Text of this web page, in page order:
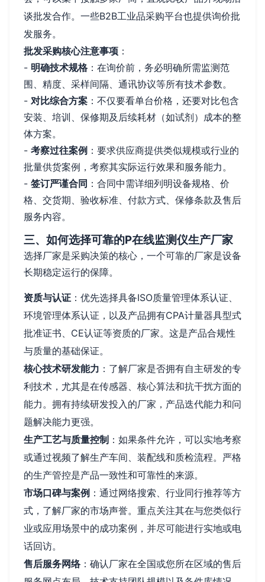
谈批发合作。一些B2B工业品采购平台也提供询价批
发服务。
批发采购核心注意事项 ：
- 明确技术规格 ：在询价前，务必明确所需监测范
围、精度、采样间隔、通讯协议等所有技术参数。
- 对比综合方案 ：不仅要看单台价格，还要对比包含
安装、培训、保修期及后续耗材（如试剂）成本的整
体方案。
- 考察过往案例 ：要求供应商提供类似规模或行业的
批量供货案例，考察其实际运行效果和服务能力。
- 签订严谨合同 ：合同中需详细列明设备规格、价
格、交货期、验收标准、付款方式、保修条款及售后
服务内容。
三、如何选择可靠的P在线监测仪生产厂家
选择厂家是采购决策的核心，一个可靠的厂家是设备
长期稳定运行的保障。
资质与认证 ：优先选择具备ISO质量管理体系认证、
环境管理体系认证，以及产品拥有CPA计量器具型式
批准证书、CE认证等资质的厂家。这是产品合规性
与质量的基础保证。
核心技术研发能力 ：了解厂家是否拥有自主研发的专
利技术，尤其是在传感器、核心算法和抗干扰方面的
能力。拥有持续研发投入的厂家，产品迭代能力和问
题解决能力更强。
生产工艺与质量控制 ：如果条件允许，可以实地考察
或通过视频了解生产车间、装配线和质检流程。严格
的生产管控是产品一致性和可靠性的来源。
市场口碑与案例 ：通过网络搜索、行业同行推荐等方
式，了解厂家的市场声誉。重点关注其在与您类似行
业或应用场景中的成功案例，并尽可能进行实地或电
话回访。
售后服务网络：确认厂家在全国或您所在区域的售后